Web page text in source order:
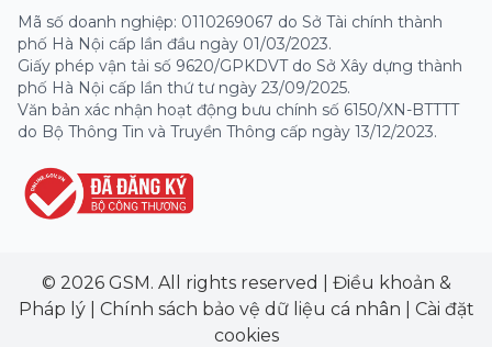
Mã số doanh nghiệp: 0110269067 do Sở Tài chính thành
phố Hà Nội cấp lần đầu ngày 01/03/2023.
Giấy phép vận tải số 9620/GPKDVT do Sở Xây dựng thành
phố Hà Nội cấp lần thứ tư ngày 23/09/2025.
Văn bản xác nhận hoạt động bưu chính số 6150/XN-BTTTT
do Bộ Thông Tin và Truyền Thông cấp ngày 13/12/2023.
© 2026 GSM. All rights reserved
Điều khoản &
Pháp lý| Chính sách bảo vệ dữ liệu cá nhân
Cài đặt
cookies